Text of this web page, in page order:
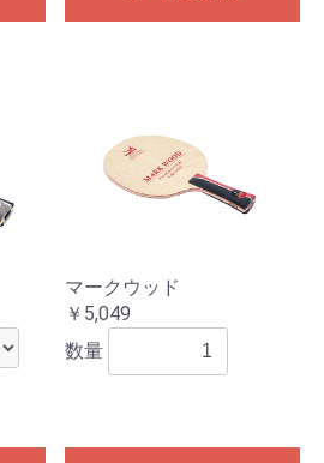
マークウッド
￥5,049
数量